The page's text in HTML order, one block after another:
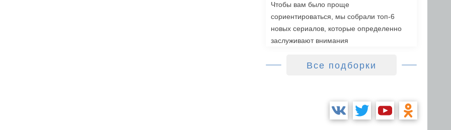
Чтобы вам было проще
сориентироваться, мы собрали топ-6
новых сериалов, которые определенно
заслуживают внимания
Все подборки